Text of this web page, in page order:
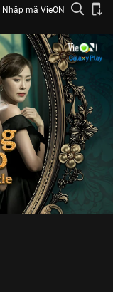
Nhập mã VieON